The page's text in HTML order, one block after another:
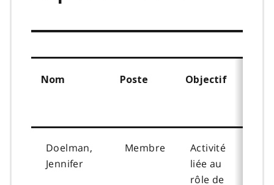
Nom Poste Objectif
Doelman,
Jennifer
Membre
Activité
liée au
rôle de